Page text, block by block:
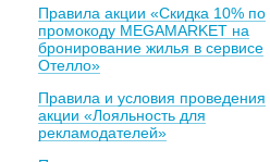
Правила акции «Скидка 10% по
промокоду MEGAMARKET на
бронирование жилья в сервисе
Отелло»
Правила и условия проведения
акции «Лояльность для
рекламодателей»